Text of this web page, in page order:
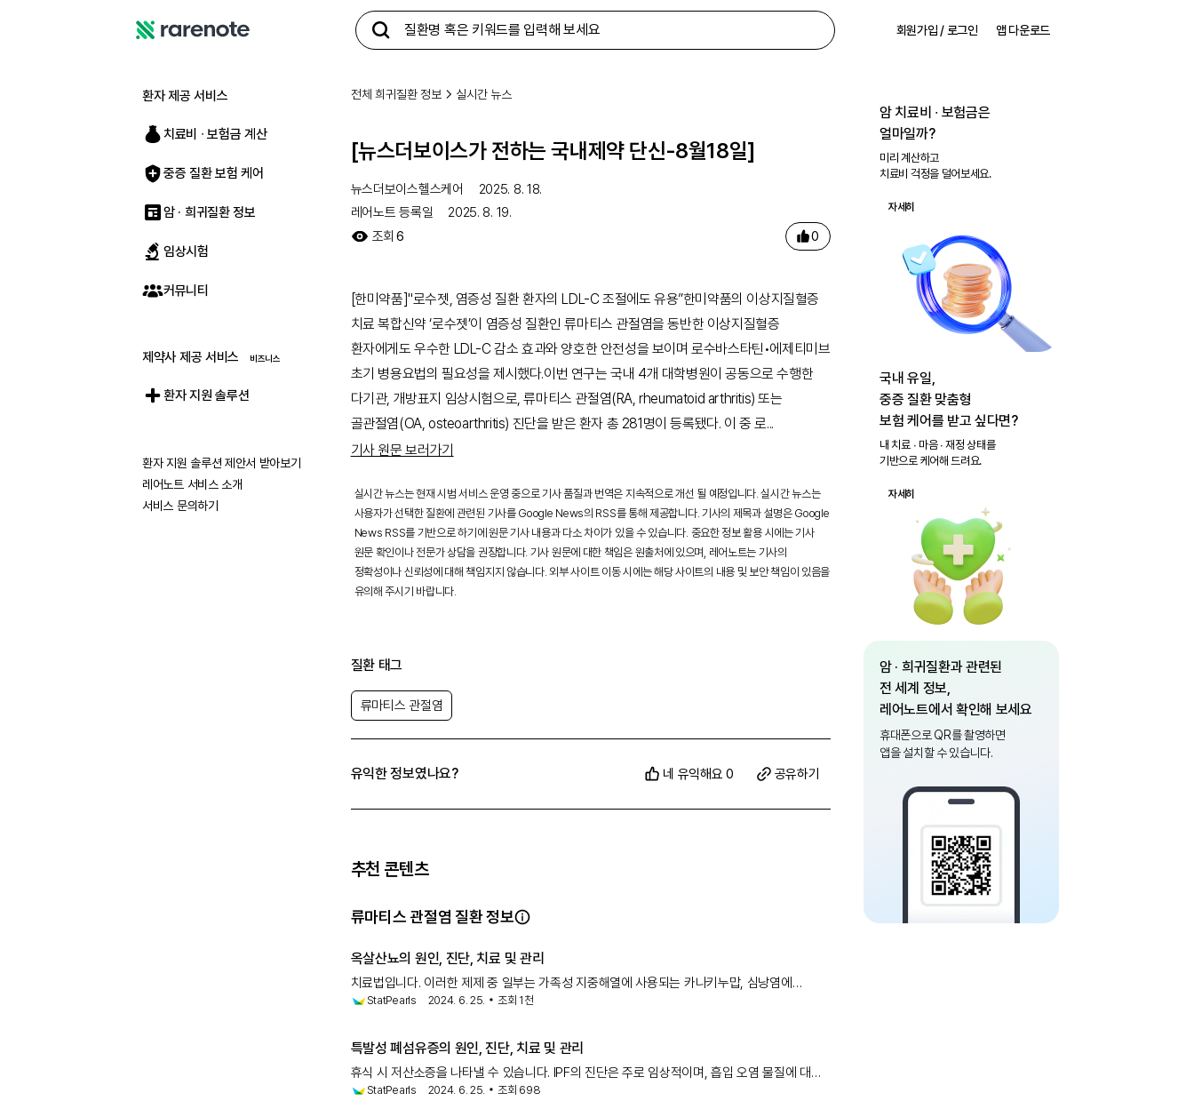
트
회원가입 / 로그인 앱 다운로드
환자 제공 서비스
치료비 ∙ 보험금 계산
중증 질환 보험 케어
암 · 희귀질환 정보
임상시험
커뮤니티
제약사 제공 서비스
환자 지원 솔루션
환자 지원 솔루션 제안서 받아보기
레어노트 서비스 소개
서비스 문의하기
전체 희귀질환 정보 실시간 뉴스
[뉴스더보이스가 전하는 국내제약 단신-8월18일]
뉴스더보이스헬스케어
2025. 8. 18.
레어노트 등록일
2025. 8. 19.
조회 6 0
[한미약품]"로수젯, 염증성 질환 환자의 LDL-C 조절에도 유용”한미약품의 이상지질혈증
치료 복합신약 ‘로수젯’이 염증성 질환인 류마티스 관절염을 동반한 이상지질혈증
환자에게도 우수한 LDL-C 감소 효과와 양호한 안전성을 보이며 로수바스타틴•에제티미브
초기 병용요법의 필요성을 제시했다.이번 연구는 국내 4개 대학병원이 공동으로 수행한
다기관, 개방표지 임상시험으로, 류마티스 관절염(RA, rheumatoid arthritis) 또는
골관절염(OA, osteoarthritis) 진단을 받은 환자 총 281명이 등록됐다. 이 중 로...
기사 원문 보러가기
실시간 뉴스는 현재 시범 서비스 운영 중으로 기사 품질과 번역은 지속적으로 개선 될 예정입니다. 실시간 뉴스는
사용자가 선택한 질환에 관련된 기사를 Google News의 RSS를 통해 제공합니다. 기사의 제목과 설명은 Google
News RSS를 기반으로 하기에 원문 기사 내용과 다소 차이가 있을 수 있습니다. 중요한 정보 활용 시에는 기사
원문 확인이나 전문가 상담을 권장합니다. 기사 원문에 대한 책임은 원출처에 있으며, 레어노트는 기사의
정확성이나 신뢰성에 대해 책임지지 않습니다. 외부 사이트 이동 시에는 해당 사이트의 내용 및 보안 책임이 있음을
유의해 주시기 바랍니다.
질환 태그
류마티스 관절염
유익한 정보였나요? 네 유익해요 0 공유하기
추천 콘텐츠
류마티스 관절염 질환 정보
옥살산뇨의 원인, 진단, 치료 및 관리
치료법입니다. 이러한 제제 중 일부는 가족성 지중해열에 사용되는 카나키누맙, 심낭염에
사용되는 릴로나셉트, 류마티스 관절염과 같은 염증성 상태에 사용되는 아나키누맙이 있습니다.
StatPearls 2024. 6. 25. 조회 1천
특발성 폐섬유증의 원인, 진단, 치료 및 관리
휴식 시 저산소증을 나타낼 수 있습니다. IPF의 진단은 주로 임상적이며, 흡입 오염 물질에 대한
노출과 류마티스 관절염, 발진 또는 피부 증상과 같은 결합 조직 질환의 발현과 같은 잠재적 위험
StatPearls 2024. 6. 25. 조회 698
암 치료비 ∙ 보험금은
얼마일까?
미리 계산하고
치료비 걱정을 덜어보세요.
자세히
국내 유일,
중증 질환 맞춤형
보험 케어를 받고 싶다면?
내 치료 ∙ 마음 ∙ 재정 상태를
기반으로 케어해 드려요.
자세히
암 · 희귀질환과 관련된
전 세계 정보,
레어노트에서 확인해 보세요
휴대폰으로 QR를 촬영하면
앱을 설치할 수 있습니다.